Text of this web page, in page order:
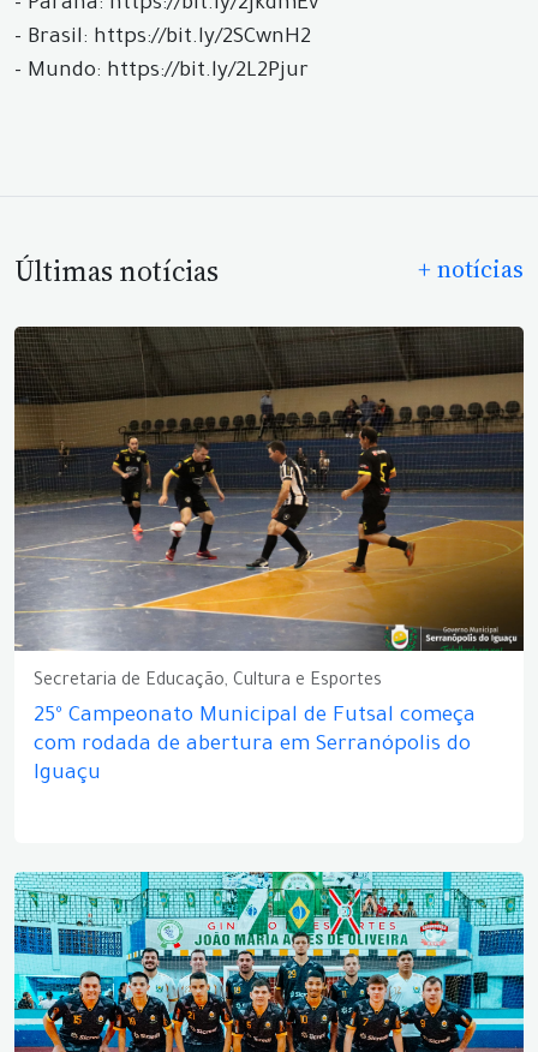
- Paraná: https://bit.ly/2JkdmEv
- Brasil: https://bit.ly/2SCwnH2
- Mundo: https://bit.ly/2L2Pjur
Últimas notícias + notícias
Secretaria de Educação, Cultura e Esportes
25º Campeonato Municipal de Futsal começa
com rodada de abertura em Serranópolis do
Iguaçu